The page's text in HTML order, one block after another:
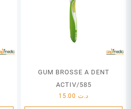
GUM BROSSE A DENT
ACTIV/585
د.ت